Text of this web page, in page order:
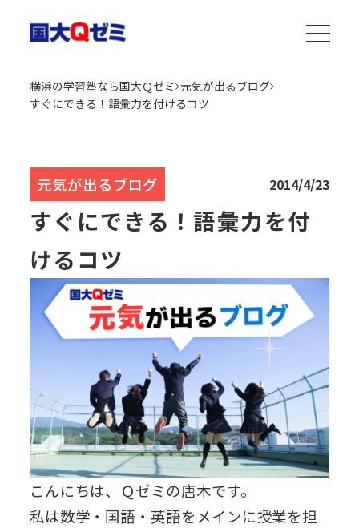
横浜の学習塾なら国大Ｑゼミ 元気が出るブログ
すぐにできる！語彙力を付けるコツ
元気が出るブログ 2014/4/23
すぐにできる！語彙力を付
けるコツ
こんにちは、Ｑゼミの唐木です。
私は数学・国語・英語をメインに授業を担